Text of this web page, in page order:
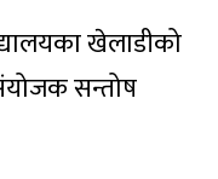
खेलाडीको
सन्तोष